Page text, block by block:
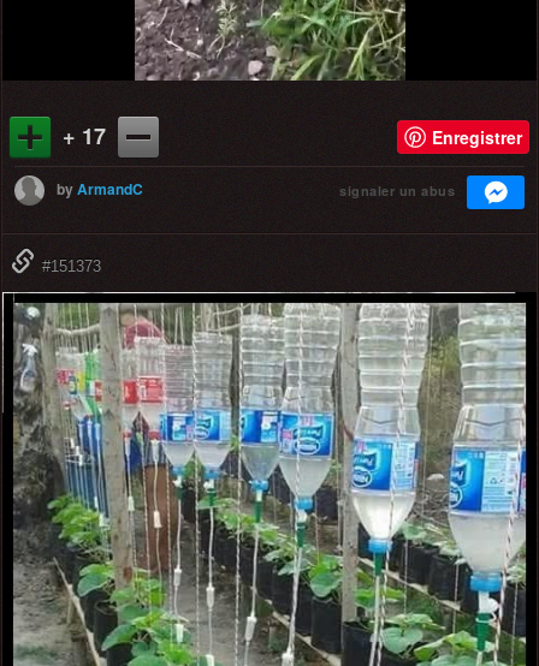
+ 17 Enregistrer
byArmandC signaler un abus
#151373